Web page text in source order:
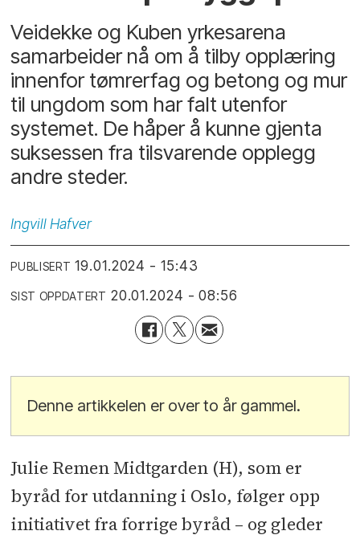
Veidekke og Kuben yrkesarena
samarbeider nå om å tilby opplæring
innenfor tømrerfag og betong og mur
til ungdom som har falt utenfor
systemet. De håper å kunne gjenta
suksessen fra tilsvarende opplegg
andre steder.
Ingvill Hafver
PUBLISERT 19.01.2024 - 15:43
SIST OPPDATERT 20.01.2024 - 08:56
Denne artikkelen er over to år gammel.
Julie Remen Midtgarden (H), som er
byråd for utdanning i Oslo, følger opp
initiativet fra forrige byråd – og gleder